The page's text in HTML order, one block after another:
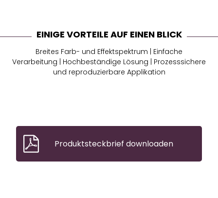
EINIGE VORTEILE AUF EINEN BLICK
Breites Farb- und Effektspektrum | Einfache
Verarbeitung | Hochbeständige Lösung | Prozesssichere
und reproduzierbare Applikation
Produktsteckbrief downloaden